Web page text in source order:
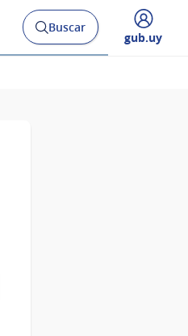
Abrir
buscador
Buscar
Desplegar
gub.uy